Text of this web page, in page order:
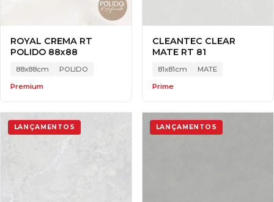
ROYAL CREMA RT
POLIDO 88x88
88x88cm
POLIDO
Premium
CLEANTEC CLEAR
MATE RT 81
81x81cm
MATE
Prime
LANÇAMENTOS LANÇAMENTOS